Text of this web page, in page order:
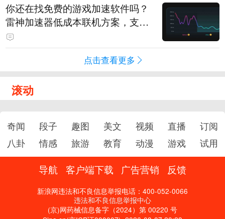
你还在找免费的游戏加速软件吗？
雷神加速器低成本联机方案，支持
免费试用
点击查看更多
滚动
奇闻 段子 趣图 美文 视频 直播
订阅
八卦
情感 旅游 教育 动漫 游戏 试用
导航 客户端下载 广告营销 反馈
新浪网违法和不良信息举报电话：400-052-0066
违法和不良信息举报中心
(京)网药械信息备字（2024）第 00220 号